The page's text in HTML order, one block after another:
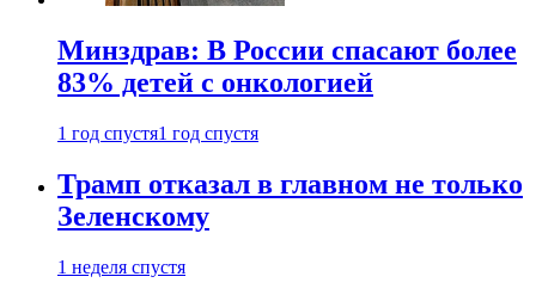
Минздрав: В России спасают более
83% детей с онкологией
1 год спустя1 год спустя
Трамп отказал в главном не только
Зеленскому
1 неделя спустя